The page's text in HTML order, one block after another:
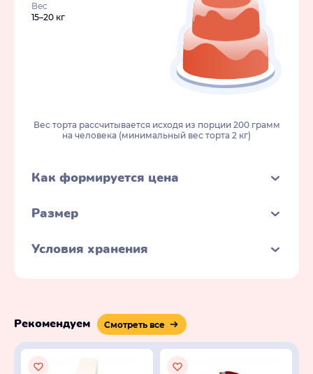
Вес
15–20 кг
Вес торта рассчитывается исходя из порции 200 грамм
на человека (минимальный вес торта 2 кг)
Как формируется цена
Размер
Условия хранения
Рекомендуем Смотреть все